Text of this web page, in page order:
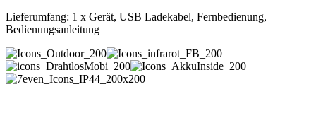
Lieferumfang: 1 x Gerät, USB Ladekabel, Fernbedienung,
Bedienungsanleitung